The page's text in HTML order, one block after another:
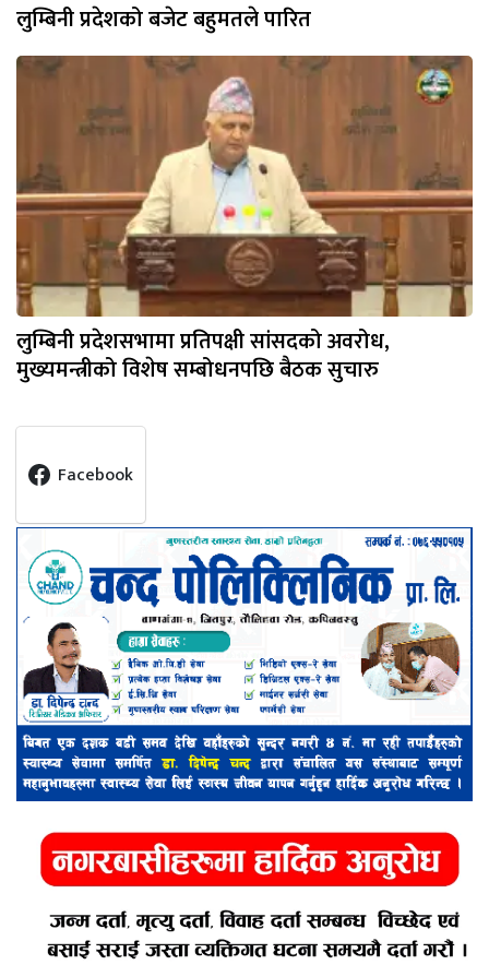
लुम्बिनी प्रदेशको बजेट बहुमतले पारित
लुम्बिनी प्रदेशसभामा प्रतिपक्षी सांसदको अवरोध,
मुख्यमन्त्रीको विशेष सम्बोधनपछि बैठक सुचारु
Facebook